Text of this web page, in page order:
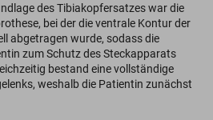
des Tibiakopfersatzes war die
bei der die ventrale Kontur der
abgetragen wurde, sodass die
zum Schutz des Steckapparats
bestand eine vollständige
weshalb die Patientin zunächst